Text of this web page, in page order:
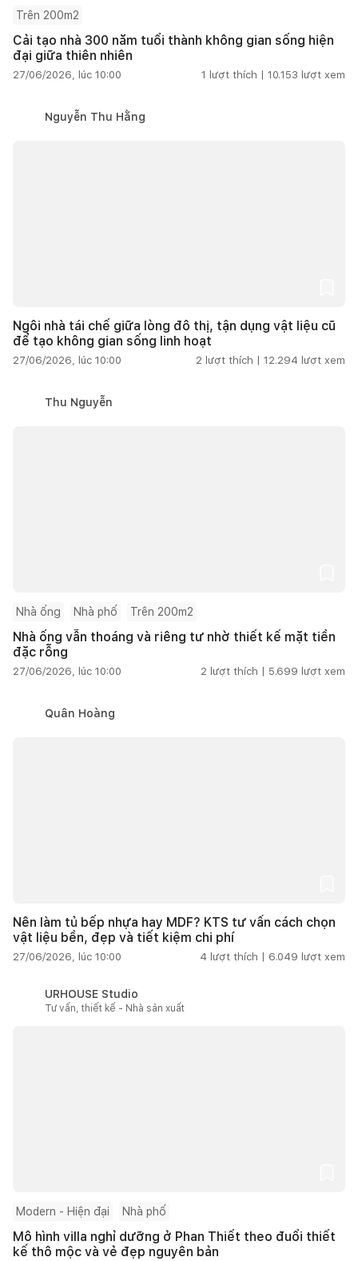
Trên 200m2
Cải tạo nhà 300 năm tuổi thành không gian sống hiện
đại giữa thiên nhiên
27/06/2026, lúc 10:00 1 lượt thích | 10.153 lượt xem
Nguyễn Thu Hằng
Ngôi nhà tái chế giữa lòng đô thị, tận dụng vật liệu cũ
để tạo không gian sống linh hoạt
27/06/2026, lúc 10:00 2 lượt thích | 12.294 lượt xem
Thu Nguyễn
Nhà ống Nhà phố Trên 200m2
Nhà ống vẫn thoáng và riêng tư nhờ thiết kế mặt tiền
đặc rỗng
27/06/2026, lúc 10:00 2 lượt thích | 5.699 lượt xem
Quân Hoàng
Nên làm tủ bếp nhựa hay MDF? KTS tư vấn cách chọn
vật liệu bền, đẹp và tiết kiệm chi phí
27/06/2026, lúc 10:00 4 lượt thích | 6.049 lượt xem
URHOUSE Studio
Tư vấn, thiết kế - Nhà sản xuất
Modern - Hiện đại Nhà phố
Mô hình villa nghỉ dưỡng ở Phan Thiết theo đuổi thiết
kế thô mộc và vẻ đẹp nguyên bản